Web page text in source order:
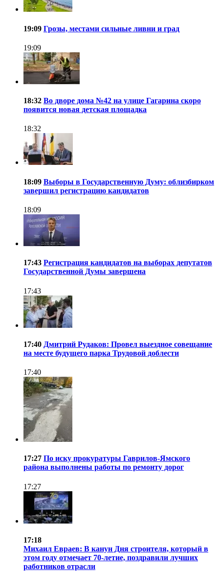
19:09 Грозы, местами сильные ливни и град
19:09
18:32 Во дворе дома №42 на улице Гагарина скоро
появится новая детская площадка
18:32
18:09 Выборы в Государственную Думу: облизбирком
завершил регистрацию кандидатов
18:09
17:43 Регистрация кандидатов на выборах депутатов
Государственной Думы завершена
17:43
17:40 Дмитрий Рудаков: Провел выездное совещание
на месте будущего парка Трудовой доблести
17:40
17:27 По иску прокуратуры Гаврилов-Ямского
района выполнены работы по ремонту дорог
17:27
17:18
Михаил Евраев: В канун Дня строителя, который в
этом году отмечает 70-летие, поздравили лучших
работников отрасли